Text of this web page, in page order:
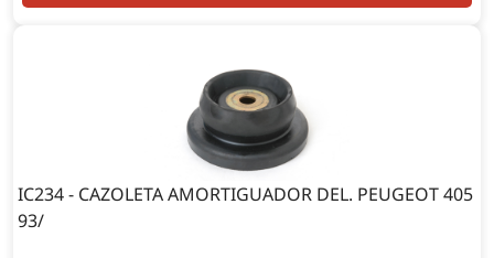
IC234 - CAZOLETA AMORTIGUADOR DEL. PEUGEOT 405
93/